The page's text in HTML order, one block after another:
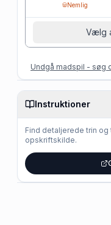
Nemlig
Vælg
Undgå madspil - søg
Instruktioner
Find detaljerede trin
opskriftskilde.